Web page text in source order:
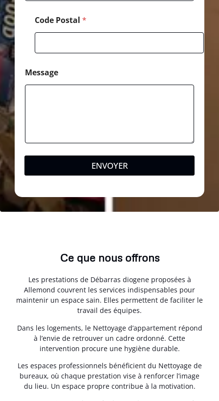
Code Postal *
Message
ENVOYER
Ce que nous offrons
Les prestations de Débarras diogene proposées à
Allemond couvrent les services indispensables pour
maintenir un espace sain. Elles permettent de faciliter le
travail des équipes.
Dans les logements, le Nettoyage d’appartement répond
à l’envie de retrouver un cadre ordonné. Cette
intervention procure une hygiène durable.
Les espaces professionnels bénéficient du Nettoyage de
bureaux, où chaque prestation vise à renforcer l’image
du lieu. Un espace propre contribue à la motivation.